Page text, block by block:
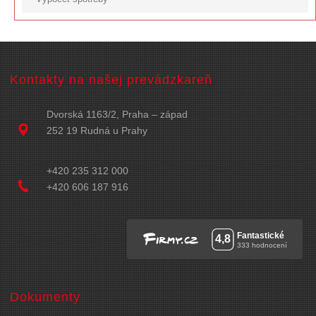
Kontakty na našej prevádzkareň
Dvorská 1163/2, Praha – západ
252 19 Rudná u Prahy
+420 235 312 000
+420 606 187 916
Dokumenty